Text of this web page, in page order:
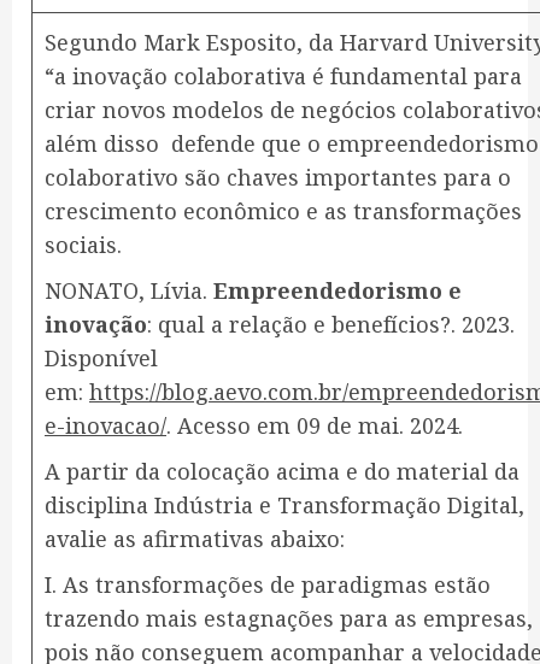
Segundo Mark Esposito, da Harvard
“a inovação colaborativa é fundamental para
criar novos modelos de negócios
além disso defende que o empreendedorismo
colaborativo são chaves importantes para o
crescimento econômico e as transformações
sociais.
NONATO, Lívia. Empreendedorismo e
inovação: qual a relação e benefícios?. 2023.
Disponível
em: https://blog.aevo.com.br/
e-inovacao/. Acesso em 09 de mai. 2024.
A partir da colocação acima e do material da
disciplina Indústria e Transformação Digital,
avalie as afirmativas abaixo:
I. As transformações de paradigmas estão
trazendo mais estagnações para as empresas,
pois não conseguem acompanhar a